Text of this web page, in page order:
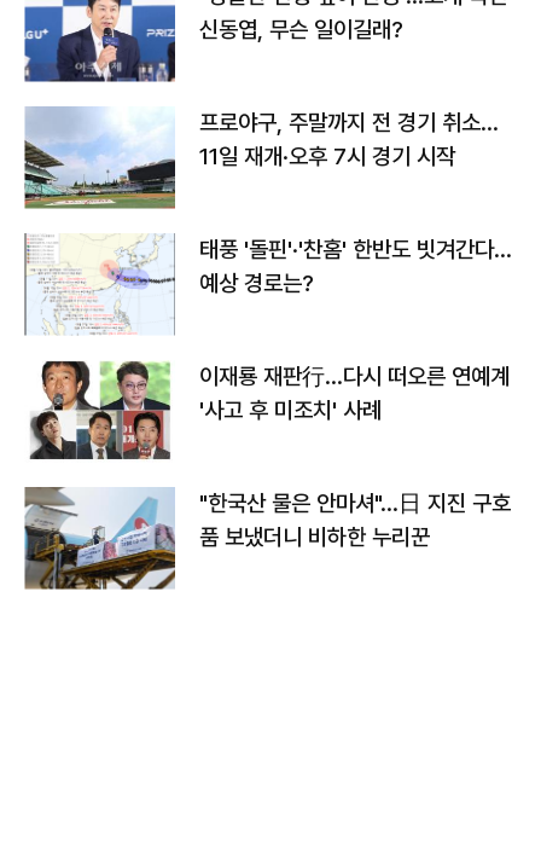
신동엽, 무슨 일이길래?
프로야구, 주말까지 전 경기 취소…
11일 재개·오후 7시 경기 시작
태풍 '돌핀'·'찬홈' 한반도 빗겨간다…
예상 경로는?
이재룡 재판行…다시 떠오른 연예계
'사고 후 미조치' 사례
"한국산 물은 안마셔"…日 지진 구호
품 보냈더니 비하한 누리꾼